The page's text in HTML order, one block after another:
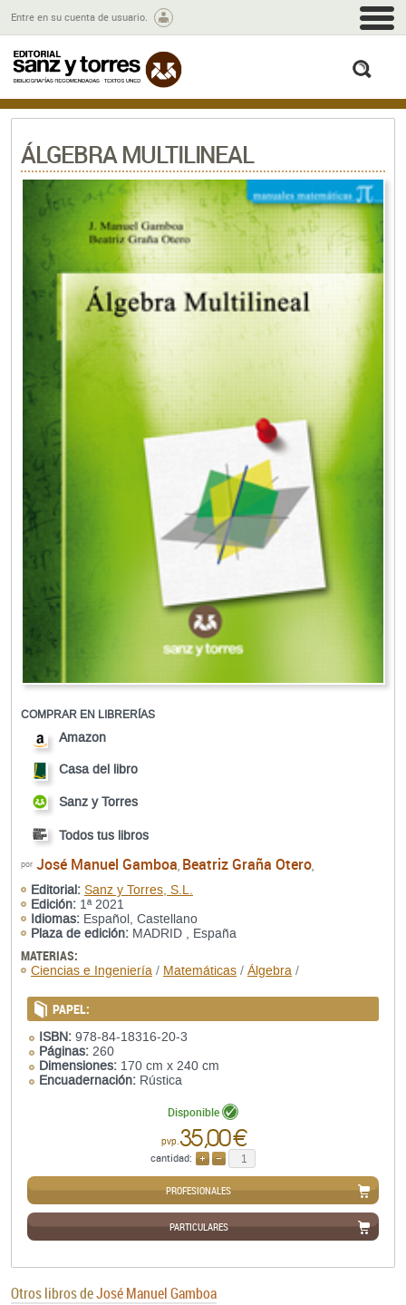
Entre en su cuenta de usuario.
ÁLGEBRA MULTILINEAL
COMPRAR EN LIBRERÍAS
Amazon
Casa del libro
Sanz y Torres
Todos tus libros
por José Manuel Gamboa, Beatriz Graña Otero,
Editorial: Sanz y Torres, S.L.
Edición: 1ª 2021
Idiomas: Español, Castellano
Plaza de edición: MADRID , España
MATERIAS:
Ciencias e Ingeniería / Matemáticas / Álgebra /
PAPEL:
ISBN: 978-84-18316-20-3
Páginas: 260
Dimensiones: 170 cm x 240 cm
Encuadernación: Rústica
Disponible
pvp.35,00 €
cantidad:
PROFESIONALES
PARTICULARES
Otros libros deJosé Manuel Gamboa